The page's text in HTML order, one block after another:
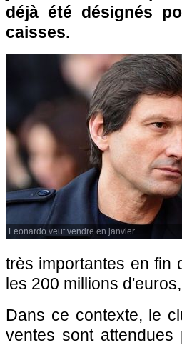
déjà été désignés
caisses.
Leonardo veut vendre en janvier
très importantes en fin
les 200 millions
Dans ce contexte, le
ventes sont